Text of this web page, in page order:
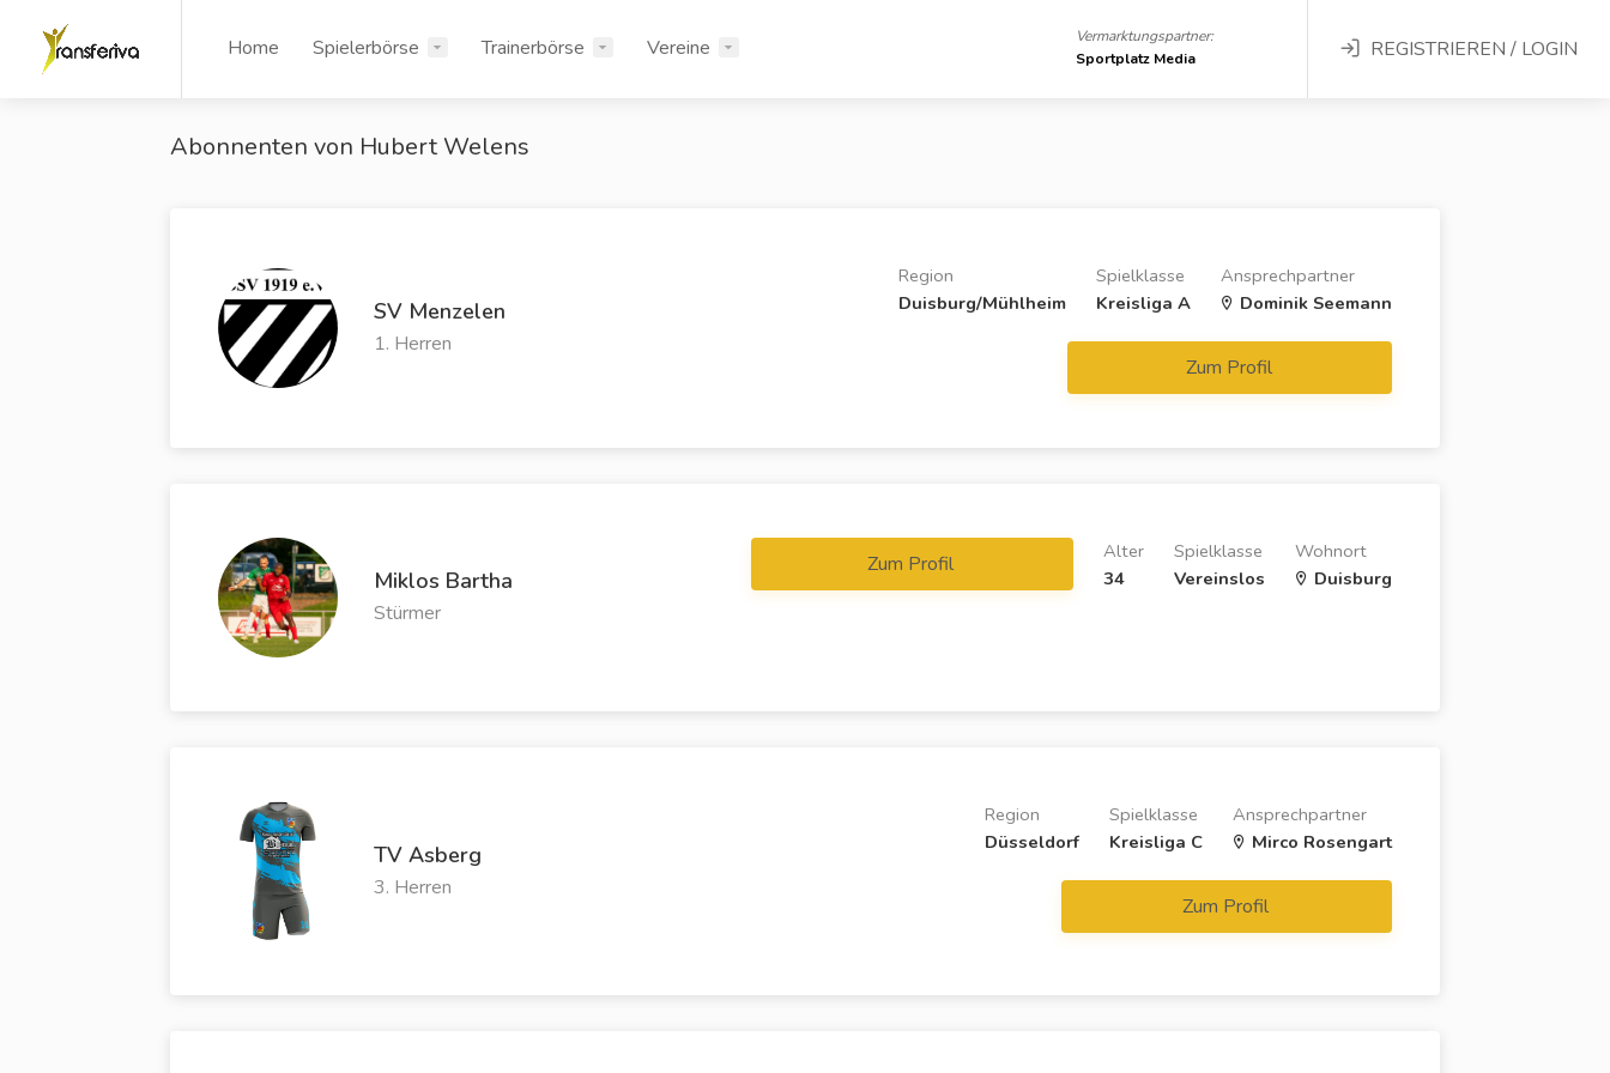
Home Spielerbörse Trainerbörse Vereine
Vermarktungspartner:
Sportplatz Media
REGISTRIEREN / LOGIN
Abonnenten von Hubert Welens
SV Menzelen
1. Herren
Ansprechpartner
Dominik Seemann
Spielklasse
Kreisliga A
Region
Duisburg/Mühlheim
Zum Profil
Miklos Bartha
Stürmer
Wohnort
Duisburg
Spielklasse
Vereinslos
Alter
34
Zum Profil
TV Asberg
3. Herren
Ansprechpartner
Mirco Rosengart
Spielklasse
Kreisliga C
Region
Düsseldorf
Zum Profil